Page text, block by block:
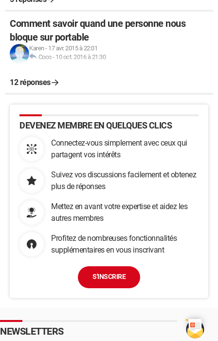
Comment savoir quand une personne nous
bloque sur portable
Karen- 17 avr. 2015 à 22:01
Coco- 10 oct. 2016 à 21:30
12 réponses
DEVENEZ MEMBRE EN QUELQUES CLICS
Connectez-vous simplement avec ceux qui
partagent vos intérêts
Suivez vos discussions facilement et obtenez
plus de réponses
Mettez en avant votre expertise et aidez les
autres membres
Profitez de nombreuses fonctionnalités
supplémentaires en vous inscrivant
S'INSCRIRE
NEWSLETTERS